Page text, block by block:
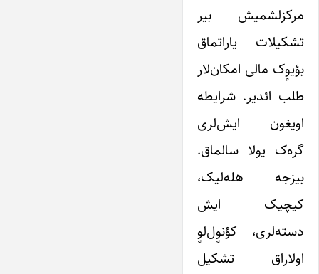
مرکزلشمیش بیر
تشکیلات یاراتماق
بؤیوٍک مالی امکان‌لار
طلب ائدیر. شرایطه
اویغون ایش‌لری
گره‌ک یولا سالماق.
بیزجه هله‌لیک،
کیچیک ایش
دسته‌لری، کؤنوٍل‌لوٍ
اولاراق تشکیل